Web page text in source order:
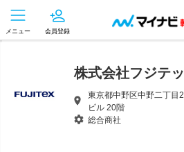
メニュー 会員登録
株式会社フジテ
東京都中野区中野二丁
ビル 20階
総合商社